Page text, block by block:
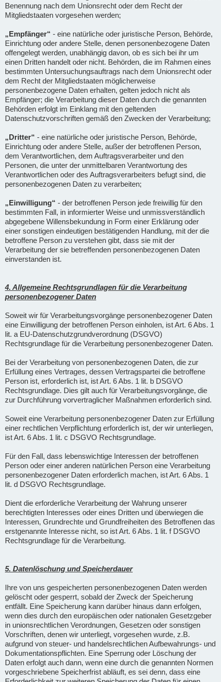
Benennung nach dem Unionsrecht oder dem Recht der
Mitgliedstaaten vorgesehen werden;
„Empfänger“ - eine natürliche oder juristische Person, Behörde,
Einrichtung oder andere Stelle, denen personenbezogene Daten
offengelegt werden, unabhängig davon, ob es sich bei ihr um
einen Dritten handelt oder nicht. Behörden, die im Rahmen eines
bestimmten Untersuchungsauftrags nach dem Unionsrecht oder
dem Recht der Mitgliedstaaten möglicherweise
personenbezogene Daten erhalten, gelten jedoch nicht als
Empfänger; die Verarbeitung dieser Daten durch die genannten
Behörden erfolgt im Einklang mit den geltenden
Datenschutzvorschriften gemäß den Zwecken der Verarbeitung;
„Dritter“ - eine natürliche oder juristische Person, Behörde,
Einrichtung oder andere Stelle, außer der betroffenen Person,
dem Verantwortlichen, dem Auftragsverarbeiter und den
Personen, die unter der unmittelbaren Verantwortung des
Verantwortlichen oder des Auftragsverarbeiters befugt sind, die
personenbezogenen Daten zu verarbeiten;
„Einwilligung“ - der betroffenen Person jede freiwillig für den
bestimmten Fall, in informierter Weise und unmissverständlich
abgegebene Willensbekundung in Form einer Erklärung oder
einer sonstigen eindeutigen bestätigenden Handlung, mit der die
betroffene Person zu verstehen gibt, dass sie mit der
Verarbeitung der sie betreffenden personenbezogenen Daten
einverstanden ist.
4. Allgemeine Rechtsgrundlagen für die Verarbeitung
personenbezogener Daten
Soweit wir für Verarbeitungsvorgänge personenbezogener Daten
eine Einwilligung der betroffenen Person einholen, ist Art. 6 Abs. 1
lit. a EU-Datenschutzgrundverordnung (DSGVO)
Rechtsgrundlage für die Verarbeitung personenbezogener Daten.
Bei der Verarbeitung von personenbezogenen Daten, die zur
Erfüllung eines Vertrages, dessen Vertragspartei die betroffene
Person ist, erforderlich ist, ist Art. 6 Abs. 1 lit. b DSGVO
Rechtsgrundlage. Dies gilt auch für Verarbeitungsvorgänge, die
zur Durchführung vorvertraglicher Maßnahmen erforderlich sind.
Soweit eine Verarbeitung personenbezogener Daten zur Erfüllung
einer rechtlichen Verpflichtung erforderlich ist, der wir unterliegen,
ist Art. 6 Abs. 1 lit. c DSGVO Rechtsgrundlage.
Für den Fall, dass lebenswichtige Interessen der betroffenen
Person oder einer anderen natürlichen Person eine Verarbeitung
personenbezogener Daten erforderlich machen, ist Art. 6 Abs. 1
lit. d DSGVO Rechtsgrundlage.
Dient die erforderliche Verarbeitung der Wahrung unserer
berechtigten Interesses oder eines Dritten und überwiegen die
Interessen, Grundrechte und Grundfreiheiten des Betroffenen das
erstgenannte Interesse nicht, so ist Art. 6 Abs. 1 lit. f DSGVO
Rechtsgrundlage für die Verarbeitung.
5. Datenlöschung und Speicherdauer
Ihre von uns gespeicherten personenbezogenen Daten werden
gelöscht oder gesperrt, sobald der Zweck der Speicherung
entfällt. Eine Speicherung kann darüber hinaus dann erfolgen,
wenn dies durch den europäischen oder nationalen Gesetzgeber
in unionsrechtlichen Verordnungen, Gesetzen oder sonstigen
Vorschriften, denen wir unterliegt, vorgesehen wurde, z.B.
aufgrund von steuer- und handelsrechtlichen Aufbewahrungs- und
Dokumentationspflichten. Eine Sperrung oder Löschung der
Daten erfolgt auch dann, wenn eine durch die genannten Normen
vorgeschriebene Speicherfrist abläuft, es sei denn, dass eine